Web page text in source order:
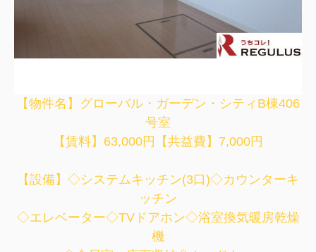
【物件名】グローバル・ガーデン・シティB棟406
号室
【賃料】63,000円【共益費】7,000円
【設備】◇システムキッチン(3口)◇カウンターキ
ッチン
◇エレベーター◇TVドアホン◇浴室換気暖房乾燥
機